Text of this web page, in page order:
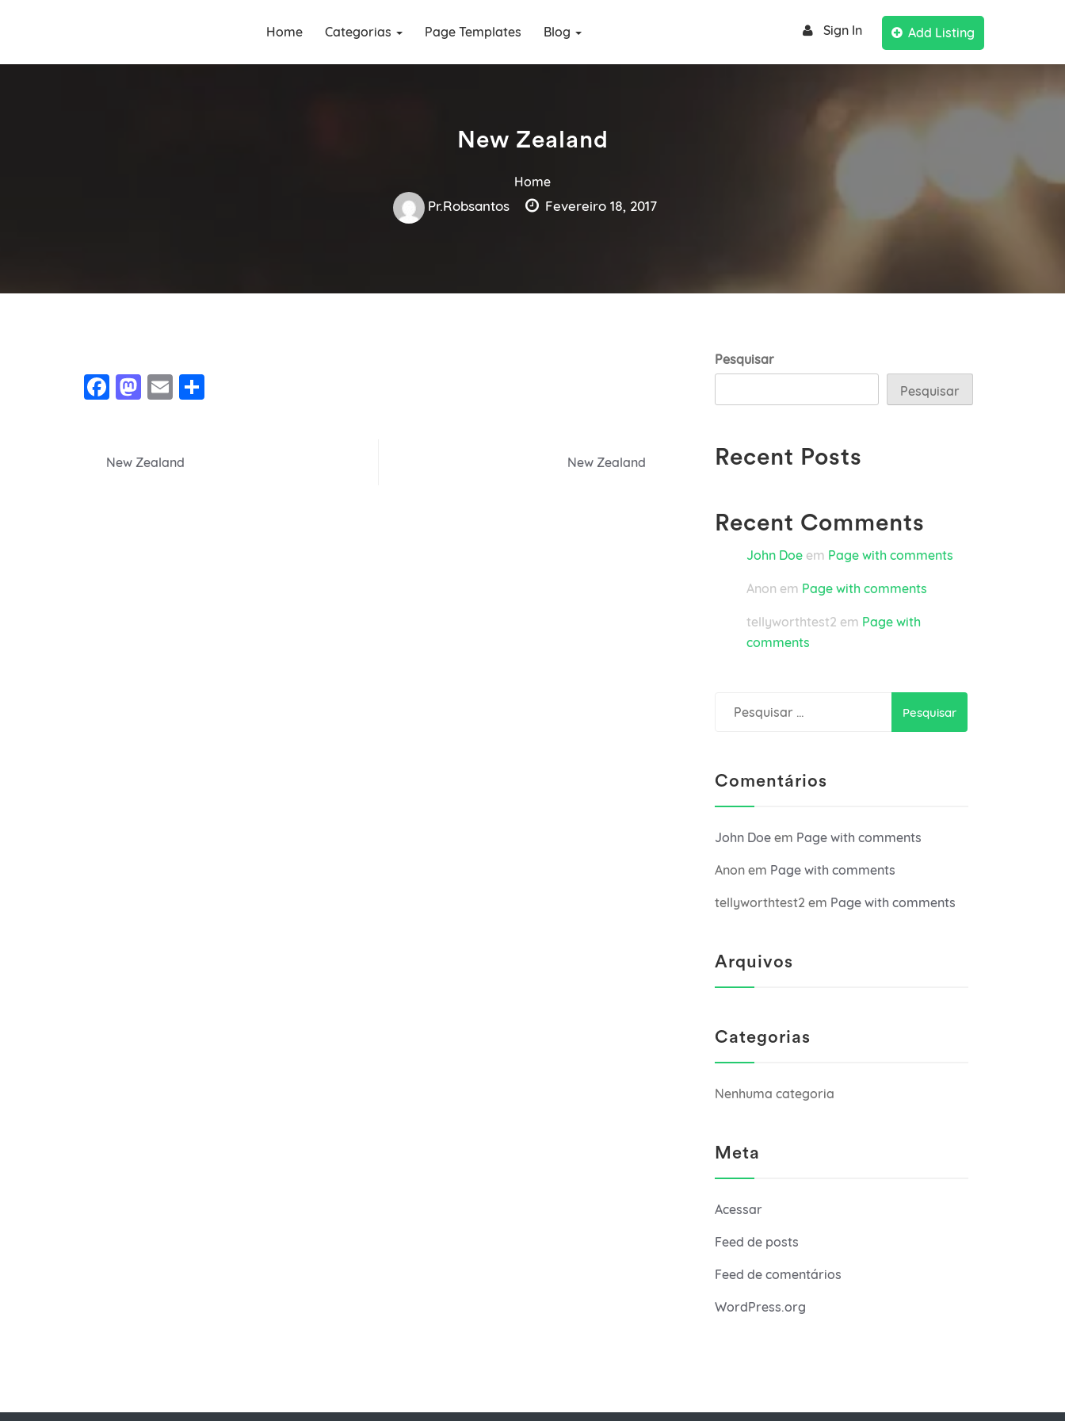
busca serviços e profissionais
Home Categorias Page Templates Blog Sign In Add Listing
New Zealand
Home
Pr.robsantos Fevereiro 18, 2017
Facebook
Mastodon
Email
Navegação
New Zealand New Zealand
Pesquisar
Pesquisar
Recent Posts
Recent Comments
John Doe em Page with comments
Anon em Page with comments
tellyworthtest2 em Page with
comments
por:
Comentários
John Doe em Page with comments
Anon em Page with comments
tellyworthtest2 em Page with comments
Arquivos
Categorias
Nenhuma categoria
Meta
Acessar
Feed de posts
Feed de comentários
WordPress.org